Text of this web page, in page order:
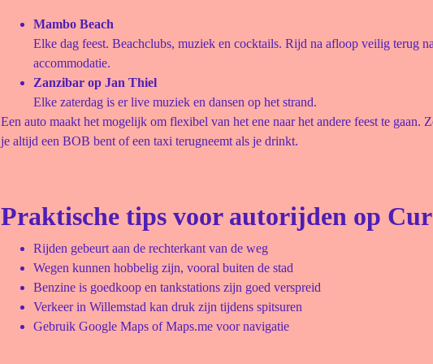
Mambo Beach
Elke dag feest. Beachclubs, muziek en cocktails. Rijd na afloop veilig terug
accommodatie.
Zanzibar op Jan Thiel
Elke zaterdag is er live muziek en dansen op het strand.
Een auto maakt het mogelijk om flexibel van het ene naar het andere feest te gaan.
je altijd een BOB bent of een taxi terugneemt als je drinkt.
Praktische tips voor autorijden op
Rijden gebeurt aan de rechterkant van de weg
Wegen kunnen hobbelig zijn, vooral buiten de stad
Benzine is goedkoop en tankstations zijn goed verspreid
Verkeer in Willemstad kan druk zijn tijdens spitsuren
Gebruik Google Maps of Maps.me voor navigatie